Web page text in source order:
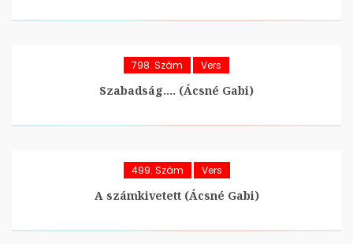
798. Szám Vers
Szabadság…. (Ácsné Gabi)
499. Szám Vers
A számkivetett (Ácsné Gabi)